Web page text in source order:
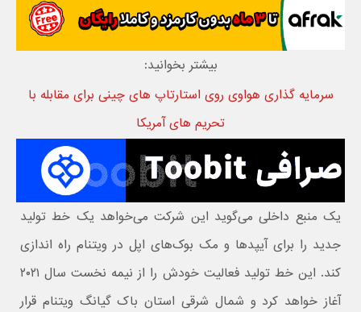
بیشتر بخوانید:
سرمایه گذاری هواوی روی استارتاپ های چینی برای مقابله با
تحریم های آمریکا
یک منبع داخلی می‌گوید این شرکت می‌خواهد یک خط تولید
جدید را برای آیپدها و مک بوک‌های اپل در ویتنام راه اندازی
کند. این خط تولید فعالیت خودش را از نیمه نخست سال ۲۰۲۱
آغاز خواهد کرد و شمال شرقی استان باک گیانگ ویتنام قرار